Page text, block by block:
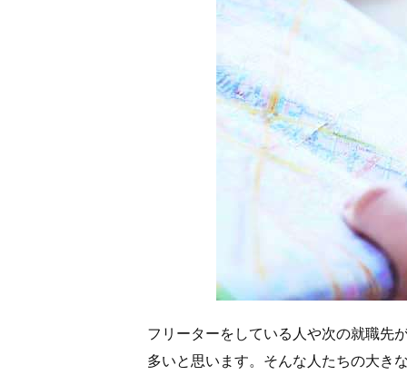
フリーターをしている人や次の就職先
多いと思います。そんな人たちの大き